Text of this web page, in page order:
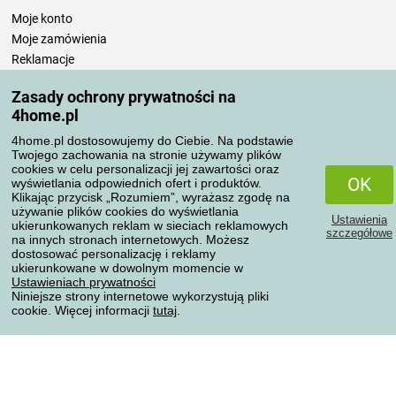
Zasady ochrony prywatności na
4home.pl
4home.pl dostosowujemy do Ciebie. Na podstawie
Twojego zachowania na stronie używamy plików
cookies w celu personalizacji jej zawartości oraz
wyświetlania odpowiednich ofert i produktów.
Klikając przycisk „Rozumiem”, wyrażasz zgodę na
używanie plików cookies do wyświetlania
ukierunkowanych reklam w sieciach reklamowych
na innych stronach internetowych. Możesz
dostosować personalizację i reklamy
ukierunkowane w dowolnym momencie w
Ustawieniach prywatności
Niniejsze strony internetowe wykorzystują pliki
cookie. Więcej informacji tutaj
OK
Ustawienia
szczegółowe
Moje konto
Moje zamówienia
Reklamacje
Zasady przetwarzania recenzji
Sposoby transportu
Metody płatności
Niezawodny sklep